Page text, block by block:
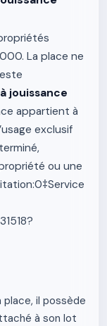
La place ne
jouissance
appartient à
exclusif
ou une
il possède
à son lot